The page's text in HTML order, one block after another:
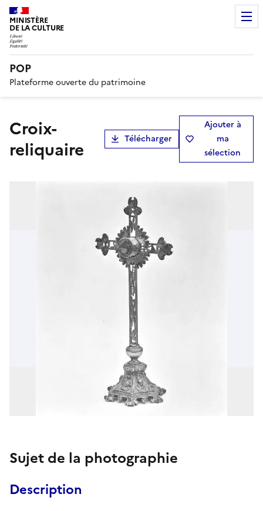
MINISTÈRE
DE LA CULTURE
POP
Plateforme ouverte du patrimoine
croix-
reliquaire
Télécharger
Ajouter à
ma
sélection
Sujet de la photographie
Description